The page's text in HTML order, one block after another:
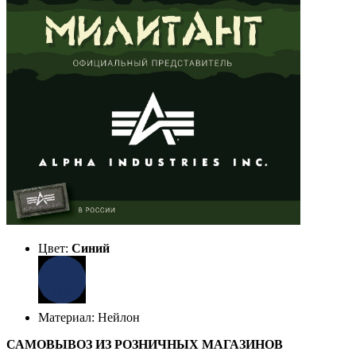
Цвет: Синий
Материал: Нейлон
САМОВЫВОЗ ИЗ РОЗНИЧНЫХ МАГАЗИНОВ